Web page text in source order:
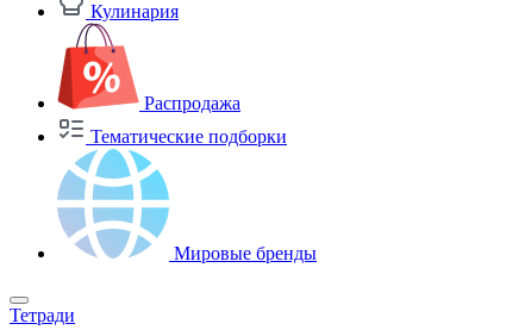
Кулинария
Распродажа
Тематические подборки
Мировые бренды
Тетради